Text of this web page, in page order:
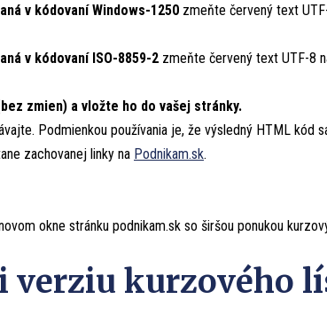
v kódovaní Windows-1250 zmeňte červený text
v kódovaní ISO-8859-2 zmeňte červený text UTF-8
zmien) a vložte ho do vašej stránky.
Podmienkou používania je, že výsledný HTML kód
zachovanej linky na Podnikam.sk.
okne stránku podnikam.sk so širšou ponukou
verziu kurzového